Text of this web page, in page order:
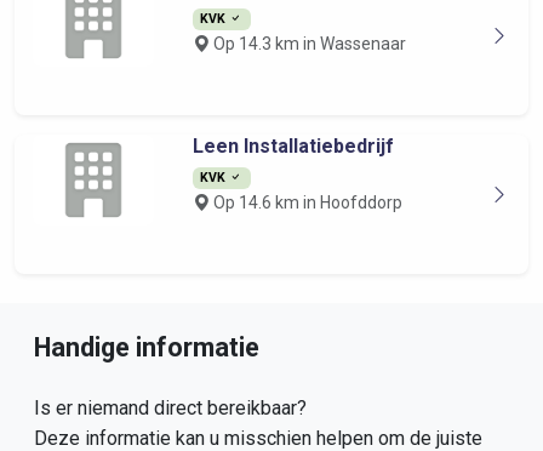
KVK
Op 14.3 km in Wassenaar
Leen Installatiebedrijf
KVK
Op 14.6 km in Hoofddorp
Handige informatie
Is er niemand direct bereikbaar?
Deze informatie kan u misschien helpen om de juiste